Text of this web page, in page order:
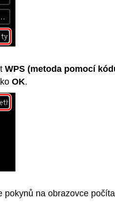
WPS (metoda pomocí
OK.
pokynů na obrazovce